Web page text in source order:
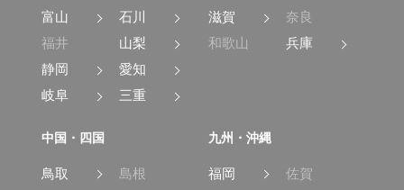
富山
石川
福井
山梨
静岡
愛知
岐阜
三重
滋賀
奈良
和歌山
兵庫
中国・四国
鳥取
島根
九州・沖縄
福岡
佐賀